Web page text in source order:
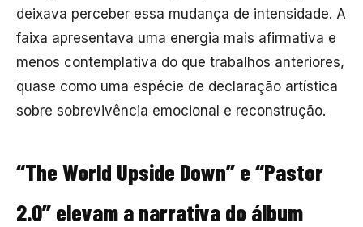
deixava perceber essa mudança de intensidade. A
faixa apresentava uma energia mais afirmativa e
menos contemplativa do que trabalhos anteriores,
quase como uma espécie de declaração artística
sobre sobrevivência emocional e reconstrução.
“The World Upside Down” e “Pastor
2.0” elevam a narrativa do álbum